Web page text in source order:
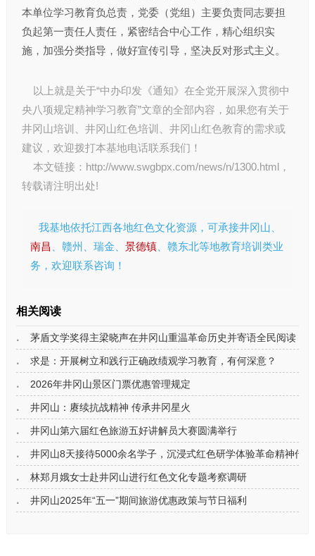
本单位学习教育负总责，党委（党组）主要负责同志要担
负起第一责任人责任，紧密结合中心工作，精心组织实
施，加强分类指导，做好宣传引导，坚决反对形式主义。
以上就是关于“中办印发《通知》在全党开展深入贯彻中
央八项规定精神学习教育”文章的全部内容，如果您有关于
井冈山培训
井冈山红色培训 井冈山红色教育的需求或
建议，欢迎拨打本基地电话联系我们！
本文链接： http://www.swgbpx.com/news/n/1300.html，
转载请注明出处!
我基地依托江西各地红色文化资源，可承接井冈山、
南昌
、赣州、瑞金、 景德镇、赣东北等地教育培训类业
务，欢迎联系咨询！
相关阅读
茅盾文学奖得主梁晓声在井冈山重温革命历史并寄语全民阅读
求是：开展树立和践行正确政绩观学习教育，有何深意？
2026年井冈山景区门票优惠管理规定
井冈山：赓续抗战精神 传承井冈星火
井冈山第六届红色旅游五好讲解员大赛圆满举行
井冈山8天接待5000余名学子，沉浸式红色研学体验革命精神传承
林郑月娥女士赴井冈山进行红色文化专题考察调研
井冈山2025年“五一”期间旅游优惠政策与节日福利